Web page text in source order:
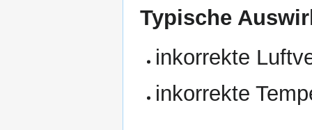
Typische
inkorrekte
inkorrekte